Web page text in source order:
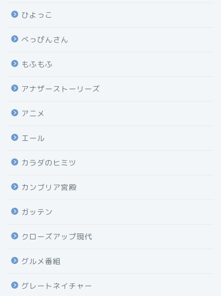
ひよっこ
べっぴんさん
もふもふ
アナザーストーリーズ
アニメ
エール
カラダのヒミツ
カンブリア宮殿
ガッテン
クローズアップ現代
グルメ番組
グレートネイチャー